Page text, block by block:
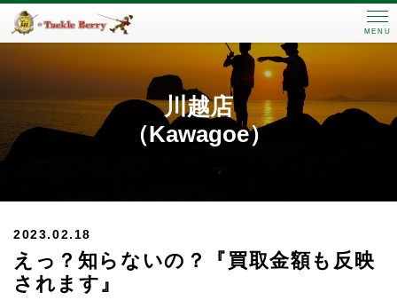
MENU
川越店
（Kawagoe）
2023.02.18
えっ？知らないの？『買取金額も反映
されます』